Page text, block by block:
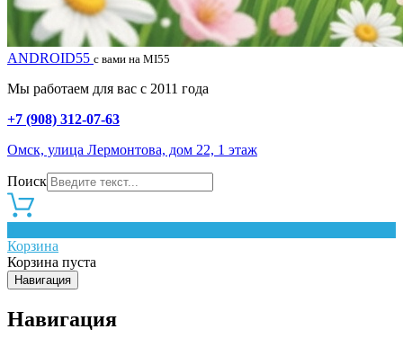
ANDROID55 с вами на MI55
Мы работаем для вас с 2011 года
+7 (908) 312-07-63
Омск, улица Лермонтова, дом 22, 1 этаж
Поиск
Корзина
Корзина пуста
Навигация
Навигация